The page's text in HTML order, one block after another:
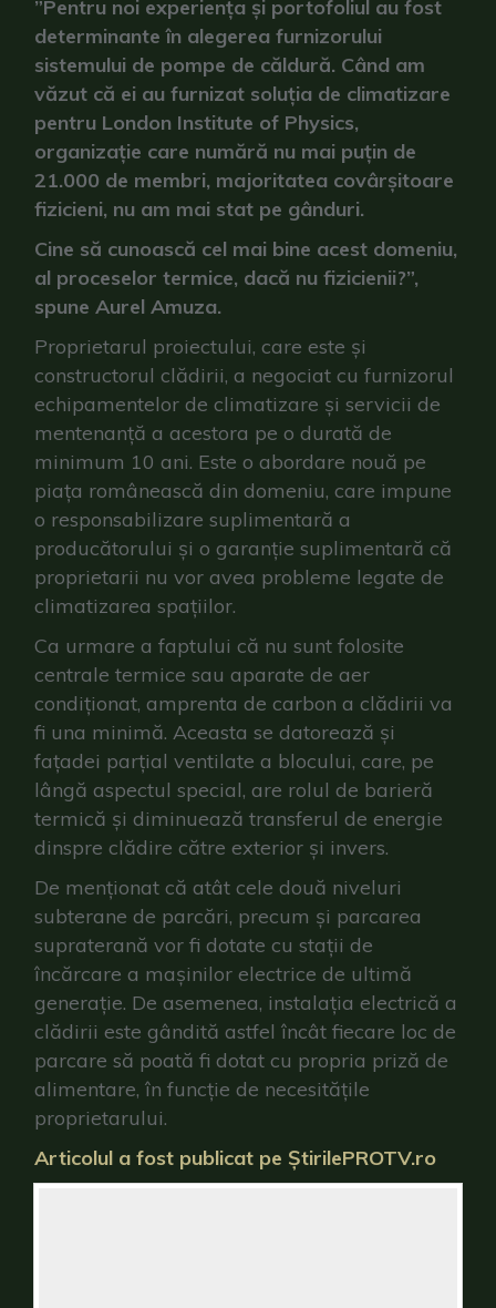
”Pentru noi experiența și portofoliul au fost
determinante în alegerea furnizorului
sistemului de pompe de căldură. Când am
văzut că ei au furnizat soluția de climatizare
pentru London Institute of Physics,
organizație care numără nu mai puțin de
21.000 de membri, majoritatea covârșitoare
fizicieni, nu am mai stat pe gânduri.
Cine să cunoască cel mai bine acest domeniu,
al proceselor termice, dacă nu fizicienii?”,
spune Aurel Amuza.
Proprietarul proiectului, care este și
constructorul clădirii, a negociat cu furnizorul
echipamentelor de climatizare și servicii de
mentenanță a acestora pe o durată de
minimum 10 ani. Este o abordare nouă pe
piața românească din domeniu, care impune
o responsabilizare suplimentară a
producătorului și o garanție suplimentară că
proprietarii nu vor avea probleme legate de
climatizarea spațiilor.
Ca urmare a faptului că nu sunt folosite
centrale termice sau aparate de aer
condiționat, amprenta de carbon a clădirii va
fi una minimă. Aceasta se datorează și
fațadei parțial ventilate a blocului, care, pe
lângă aspectul special, are rolul de barieră
termică și diminuează transferul de energie
dinspre clădire către exterior și invers.
De menționat că atât cele două niveluri
subterane de parcări, precum și parcarea
supraterană vor fi dotate cu stații de
încărcare a mașinilor electrice de ultimă
generație. De asemenea, instalația electrică a
clădirii este gândită astfel încât fiecare loc de
parcare să poată fi dotat cu propria priză de
alimentare, în funcție de necesitățile
proprietarului.
Articolul a fost publicat pe ȘtirilePROTV.ro